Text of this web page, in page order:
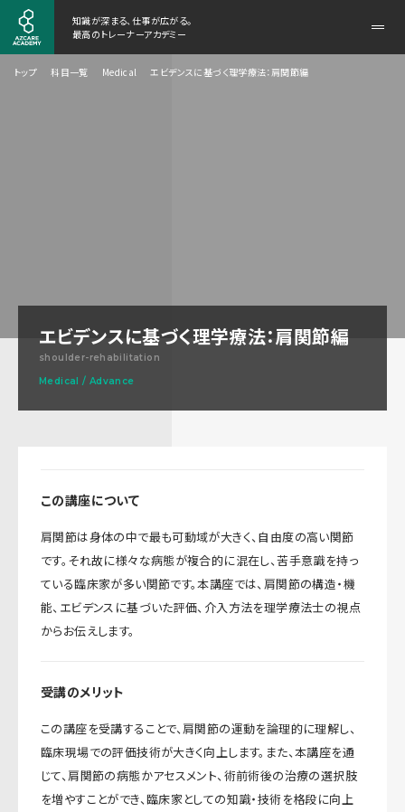
知識が深まる、仕事が広がる。
最高のトレーナーアカデミー
ニ
トップ 科目一覧 Medical エビデンスに基づく理学療法：肩関節編
エビデンスに基づく理学療法：肩関節編
shoulder-rehabilitation
Medical / Advance
この講座について
肩関節は身体の中で最も可動域が大きく、自由度の高い関節
です。それ故に様々な病態が複合的に混在し、苦手意識を持っ
ている臨床家が多い関節です。本講座では、肩関節の構造・機
能、エビデンスに基づいた評価、介入方法を理学療法士の視点
からお伝えします。
受講のメリット
この講座を受講することで、肩関節の運動を論理的に理解し、
臨床現場での評価技術が大きく向上します。また、本講座を通
じて、肩関節の病態かアセスメント、術前術後の治療の選択肢
を増やすことができ、臨床家としての知識・技術を格段に向上